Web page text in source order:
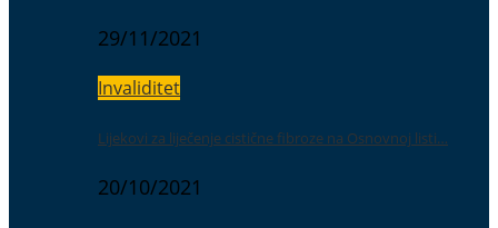
29/11/2021
Invaliditet
Lijekovi za liječenje cistične fibroze na Osnovnoj listi…
20/10/2021